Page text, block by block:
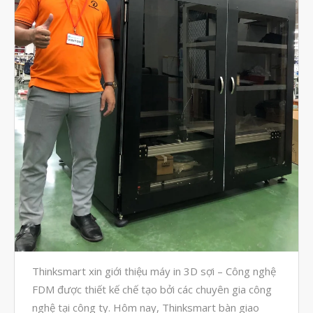
Tháng Tám 2023
Tháng Bảy 2023
Tháng Sáu 2023
Tháng Năm 2023
Tháng Tư 2023
Tháng Ba 2023
Tháng Hai 2023
Tháng Một 2023
Tháng Mười Hai 2022
Tháng Mười Một 2022
Tháng Mười 2022
Tháng Chín 2022
Tháng Tám 2022
Thinksmart xin giới thiệu máy in 3D sợi – Công nghệ
FDM được thiết kế chế tạo bởi các chuyên gia công
nghệ tại công ty. Hôm nay, Thinksmart bàn giao